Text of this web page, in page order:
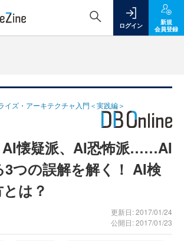
ログイン
新規
会員登録
イズ・アーキテクチャ入門＜実践編＞
AI懐疑派、AI恐怖派……AI
つの誤解を解く！ AI検
は？
更新日: 2017/01/24
公開日: 2017/01/23